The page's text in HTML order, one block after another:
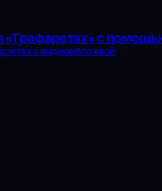
«Трафаретах» с
с видеообложкой